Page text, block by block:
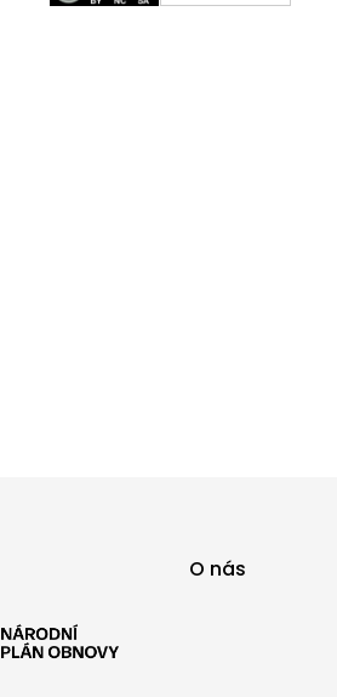
O nás